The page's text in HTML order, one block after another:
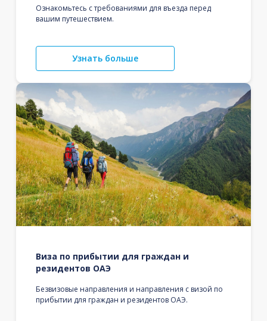
Ознакомьтесь с требованиями для въезда перед
вашим путешествием.
Узнать больше
Виза по прибытии для граждан и
резидентов ОАЭ
Безвизовые направления и направления с визой по
прибытии для граждан и резидентов ОАЭ.